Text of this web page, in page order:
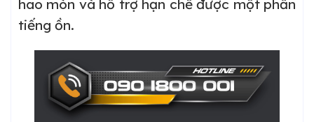
hao mòn và hỗ trợ hạn chế được một phần
tiếng ồn.